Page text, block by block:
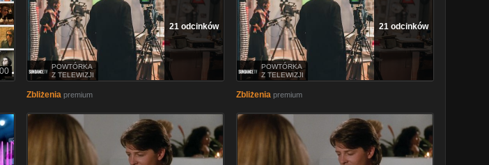
21 odcinków
POWTÓRKA
Z TELEWIZJI
Zbliżenia premium
21 odcinków
POWTÓRKA
Z TELEWIZJI
Zbliżenia premium